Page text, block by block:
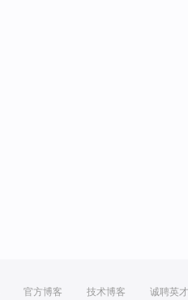
官方博客 技术博客 诚聘英才